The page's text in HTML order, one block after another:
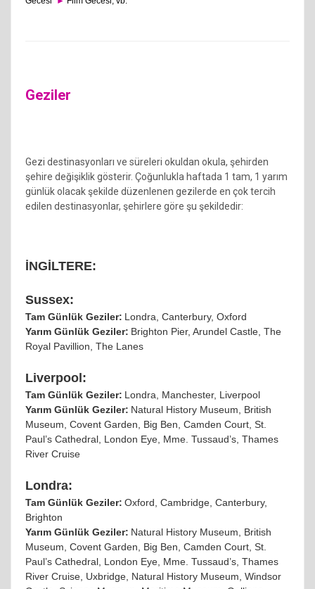
Geziler
Gezi destinasyonları ve süreleri okuldan okula, şehirden
şehire değişiklik gösterir. Çoğunlukla haftada 1 tam, 1 yarım
günlük olacak şekilde düzenlenen gezilerde en çok tercih
edilen destinasyonlar, şehirlere göre şu şekildedir:
İNGİLTERE:
Sussex:
Tam Günlük Geziler: Londra, Canterbury, Oxford
Yarım Günlük Geziler: Brighton Pier, Arundel Castle, The
Royal Pavillion, The Lanes
Liverpool:
Tam Günlük Geziler: Londra, Manchester, Liverpool
Yarım Günlük Geziler: Natural History Museum, British
Museum, Covent Garden, Big Ben, Camden Court, St.
Paul’s Cathedral, London Eye, Mme. Tussaud’s, Thames
River Cruise
Londra:
Tam Günlük Geziler: Oxford, Cambridge, Canterbury,
Brighton
Yarım Günlük Geziler: Natural History Museum, British
Museum, Covent Garden, Big Ben, Camden Court, St.
Paul’s Cathedral, London Eye, Mme. Tussaud’s, Thames
River Cruise, Uxbridge, Natural History Museum, Windsor